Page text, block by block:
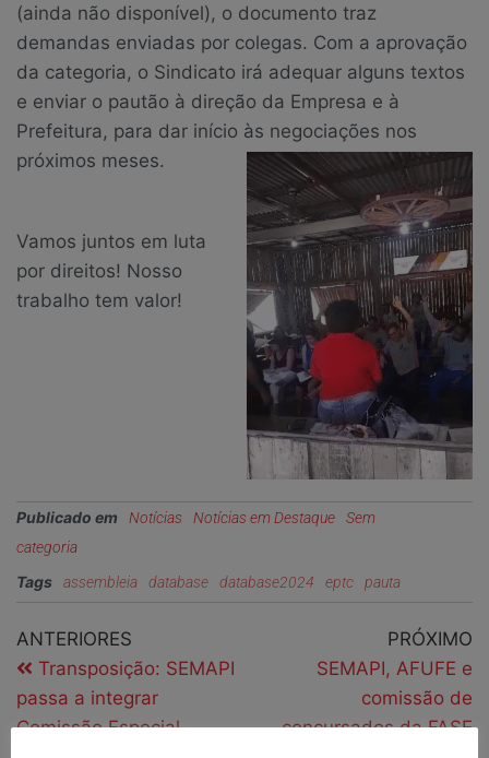
(ainda não disponível), o documento traz
demandas enviadas por colegas. Com a aprovação
da categoria, o Sindicato irá adequar alguns textos
e enviar o pautão à direção da Empresa e à
Prefeitura, para dar início às negociações nos
próximos meses.
Vamos juntos em luta
por direitos! Nosso
trabalho tem valor!
Publicado em Notícias Notícias em Destaque
Sem
categoria
Tags assembleia database database2024 eptc pauta
ANTERIORES
Transposição: SEMAPI
passa a integrar
Comissão Especial
PRÓXIMO
SEMAPI, AFUFE e
comissão de
concursados da FASE